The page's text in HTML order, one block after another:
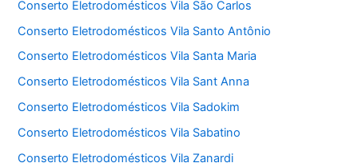
Conserto Eletrodomésticos Vila São Carlos
Conserto Eletrodomésticos Vila Santo Antônio
Conserto Eletrodomésticos Vila Santa Maria
Conserto Eletrodomésticos Vila Sant Anna
Conserto Eletrodomésticos Vila Sadokim
Conserto Eletrodomésticos Vila Sabatino
Conserto Eletrodomésticos Vila Zanardi